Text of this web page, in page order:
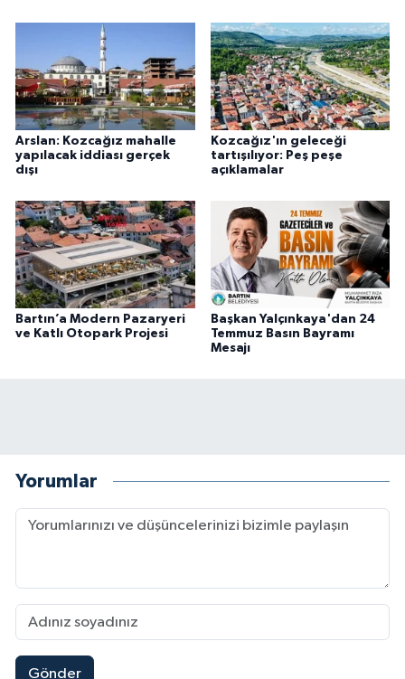
Arslan: Kozcağız mahalle
yapılacak iddiası gerçek
dışı
Kozcağız'ın geleceği
tartışılıyor: Peş peşe
açıklamalar
Bartın’a Modern Pazaryeri
ve Katlı Otopark Projesi
Başkan Yalçınkaya'dan 24
Temmuz Basın Bayramı
Mesajı
Yorumlar
Gönder